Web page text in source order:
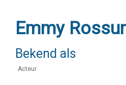
Emmy
Bekend als
Acteur